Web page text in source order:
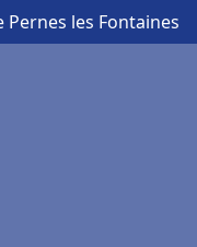
Pernes les Fontaines